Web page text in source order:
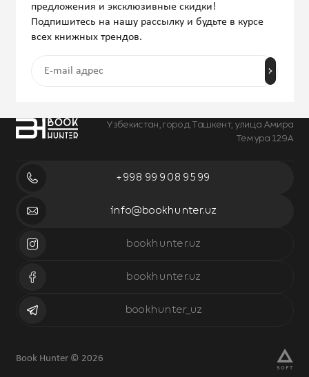
Узбекистан, город Ташкент, улица Амира
Темура 129А
+998 99 908 95 99
info@bookhunter.uz
bookhunter.uz
bookhunter.uz
bookhunter_uz
предложения и эксклюзивные скидки!
Подпишитесь на нашу рассылку и будьте в курсе
всех книжных трендов.
Book Hunter © 2026